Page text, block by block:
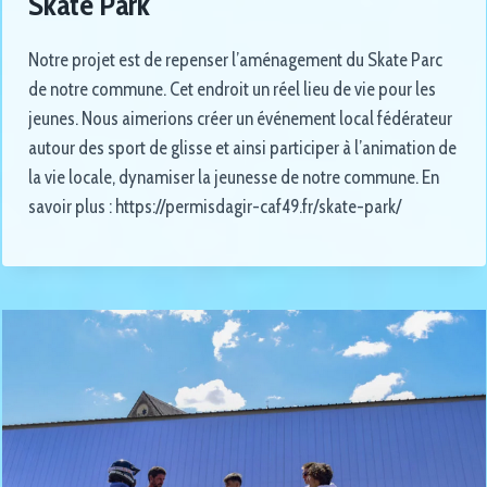
Notre projet est de repenser l’aménagement du Skate Parc
de notre commune. Cet endroit un réel lieu de vie pour les
jeunes. Nous aimerions créer un événement local fédérateur
autour des sport de glisse et ainsi participer à l’animation de
la vie locale, dynamiser la jeunesse de notre commune. En
savoir plus : https://permisdagir-caf49.fr/skate-park/